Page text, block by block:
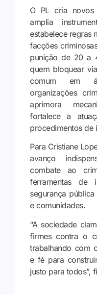
O PL cria novos
amplia
estabelece regras
facções
punição de 20 a
quem bloquear
comum em
organizações
aprimora
fortalece a
procedimentos de
Para Cristiane
avanço
combate ao
ferramentas de
segurança
e comunidades.
“A sociedade
firmes contra o
trabalhando com
e fé para
justo para todos”,